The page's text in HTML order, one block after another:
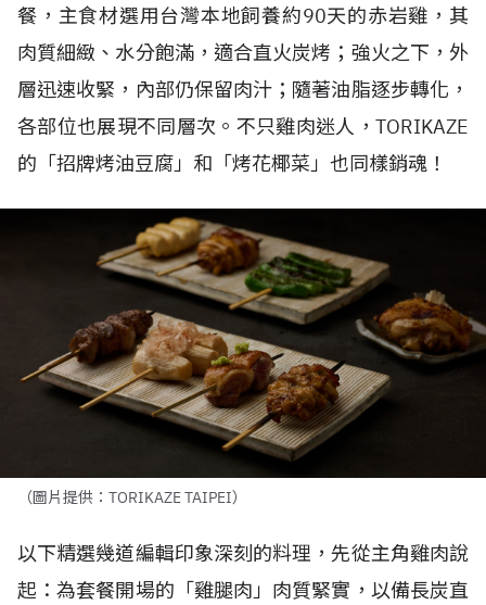
餐，主食材選用台灣本地飼養約90天的赤岩雞，其
肉質細緻、水分飽滿，適合直火炭烤；強火之下，外
層迅速收緊，內部仍保留肉汁；隨著油脂逐步轉化，
各部位也展現不同層次。不只雞肉迷人， TORIKAZE
的「招牌烤油豆腐」和「烤花椰菜」也同樣銷魂！
（圖片提供：TORIKAZE TAIPEI）
以下精選幾道編輯印象深刻的料理，先從主角雞肉說
起：為套餐開場的「雞腿肉」肉質緊實，以備長炭直